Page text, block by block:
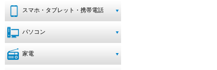
スマホ・タブレット・携帯電話
パソコン
家電